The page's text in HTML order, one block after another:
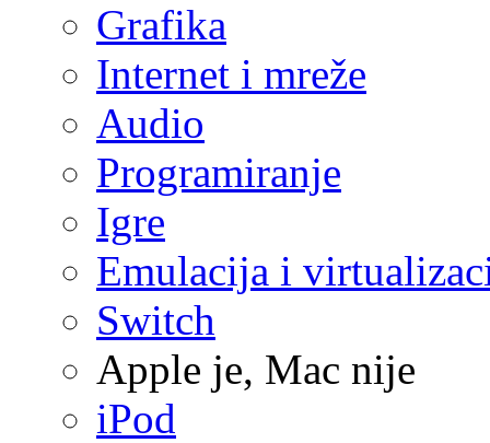
Grafika
Internet i mreže
Audio
Programiranje
Igre
Emulacija i
Switch
Apple je, Mac nije
iPod